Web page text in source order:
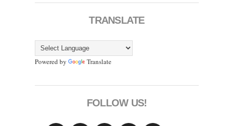
TRANSLATE
Powered by Translate
FOLLOW US!